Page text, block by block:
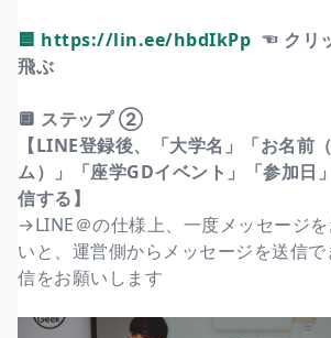
🟦 https://lin.ee/hbdIkPp ☜ クリ
飛ぶ
🔲 ステップ ②
【LINE登録後、「大学名」「お名前
ム）」「座学GDイベント」「参加日
信する】
→LINE＠の仕様上、一度メッセージ
いと、運営側からメッセージを送信
信をお願いします